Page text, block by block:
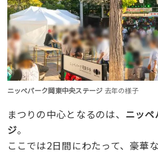
ニッペパーク岡東中央ステージ 去年の様子
まつりの中心となるのは、 ニッペ
ジ。
ここでは2日間にわたって、豪華